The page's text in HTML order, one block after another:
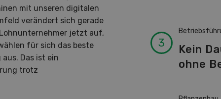
mit unseren digitalen
verändert sich gerade
jetzt auf,
für sich das beste
Das ist ein
trotz
Kein
ohne